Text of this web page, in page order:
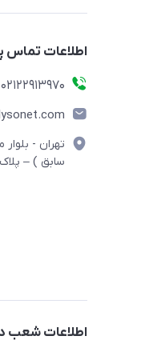
اطلاعات تماس
02122913970 داخلی 219
تهران - بلوار
سابق ) – پلاک 23 – طبقه 3
اطلاعات شعب